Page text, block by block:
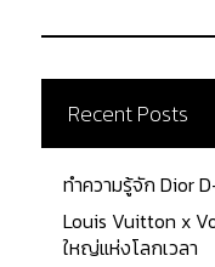
Recent Posts
ทำความรู้จัก Dior
Louis Vuitton x
ใหญ่แห่งโลกเวลา